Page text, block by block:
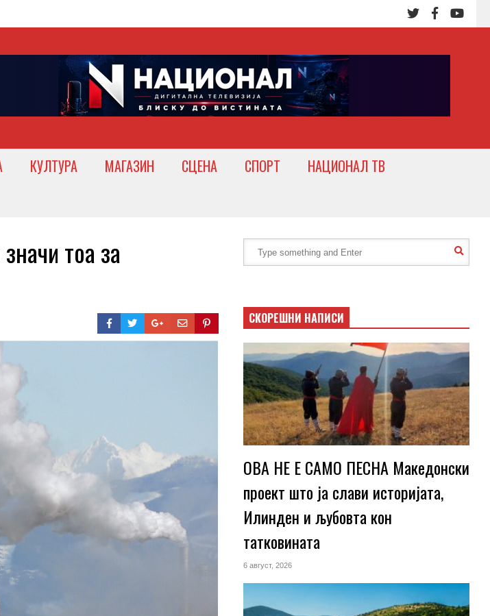
КУЛТУРА МАГАЗИН СЦЕНА СПОРТ
НАЦИОНАЛ ТВ
тоа за
СКОРЕШНИ НАПИСИ
ОВА НЕ Е САМО ПЕСНА Македонски
проект што ја слави историјата,
Илинден и љубовта кон
татковината
6 август, 2026